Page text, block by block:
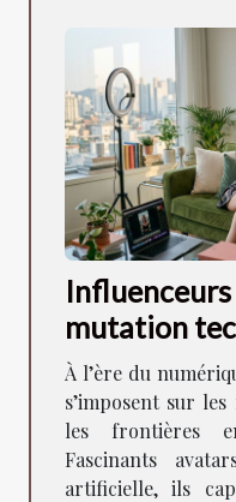
mutation
miroir des
?
À l’ère du
s’imposent sur
les frontières
Fascinants
artificielle, ils